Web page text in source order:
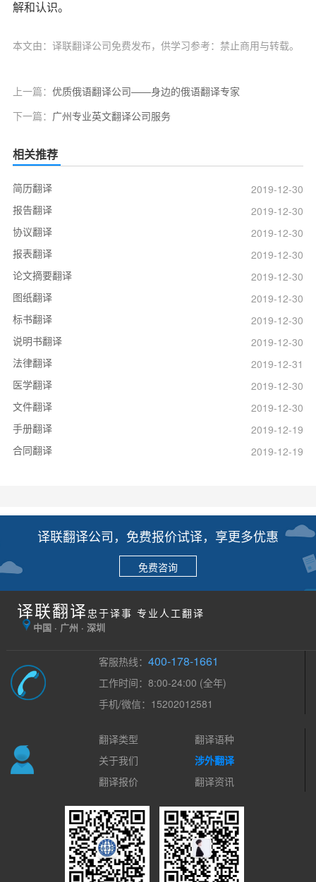
解和认识。
本文由：译联翻译公司免费发布，供学习参考：禁止商用与转载。
上一篇： 优质俄语翻译公司——身边的俄语翻译专家
下一篇： 广州专业英文翻译公司服务
相关推荐
简历翻译
2019-12-30
报告翻译
2019-12-30
协议翻译
2019-12-30
报表翻译
2019-12-30
论文摘要翻译
2019-12-30
图纸翻译
2019-12-30
标书翻译
2019-12-30
说明书翻译
2019-12-30
法律翻译
2019-12-31
医学翻译
2019-12-30
文件翻译
2019-12-30
手册翻译
2019-12-19
合同翻译
2019-12-19
译联翻译公司，免费报价试译，享更多优惠
免费咨询
译联翻译 忠于译事 专业人工翻译
中国 · 广州 · 深圳
客服热线：400-178-1661
工作时间：8:00-24:00 (全年)
手机/微信：15202012581
翻译类型
翻译语种
关于我们
涉外翻译
翻译报价
翻译资讯